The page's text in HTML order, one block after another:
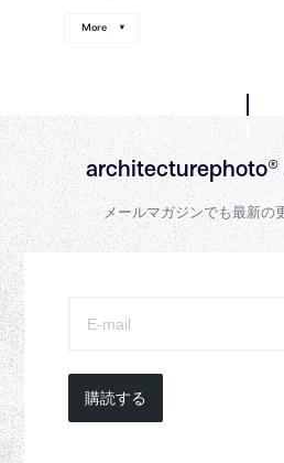
More
architecturephoto®
メールマガジンでも最新の
購読する